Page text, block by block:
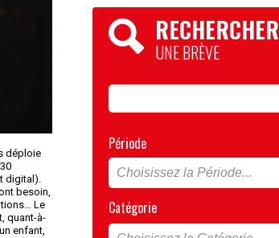
déploie
digital).
besoin,
Le
quant-à-
enfant,
RECHERCHER
UNE BRÈVE
Période
Catégorie